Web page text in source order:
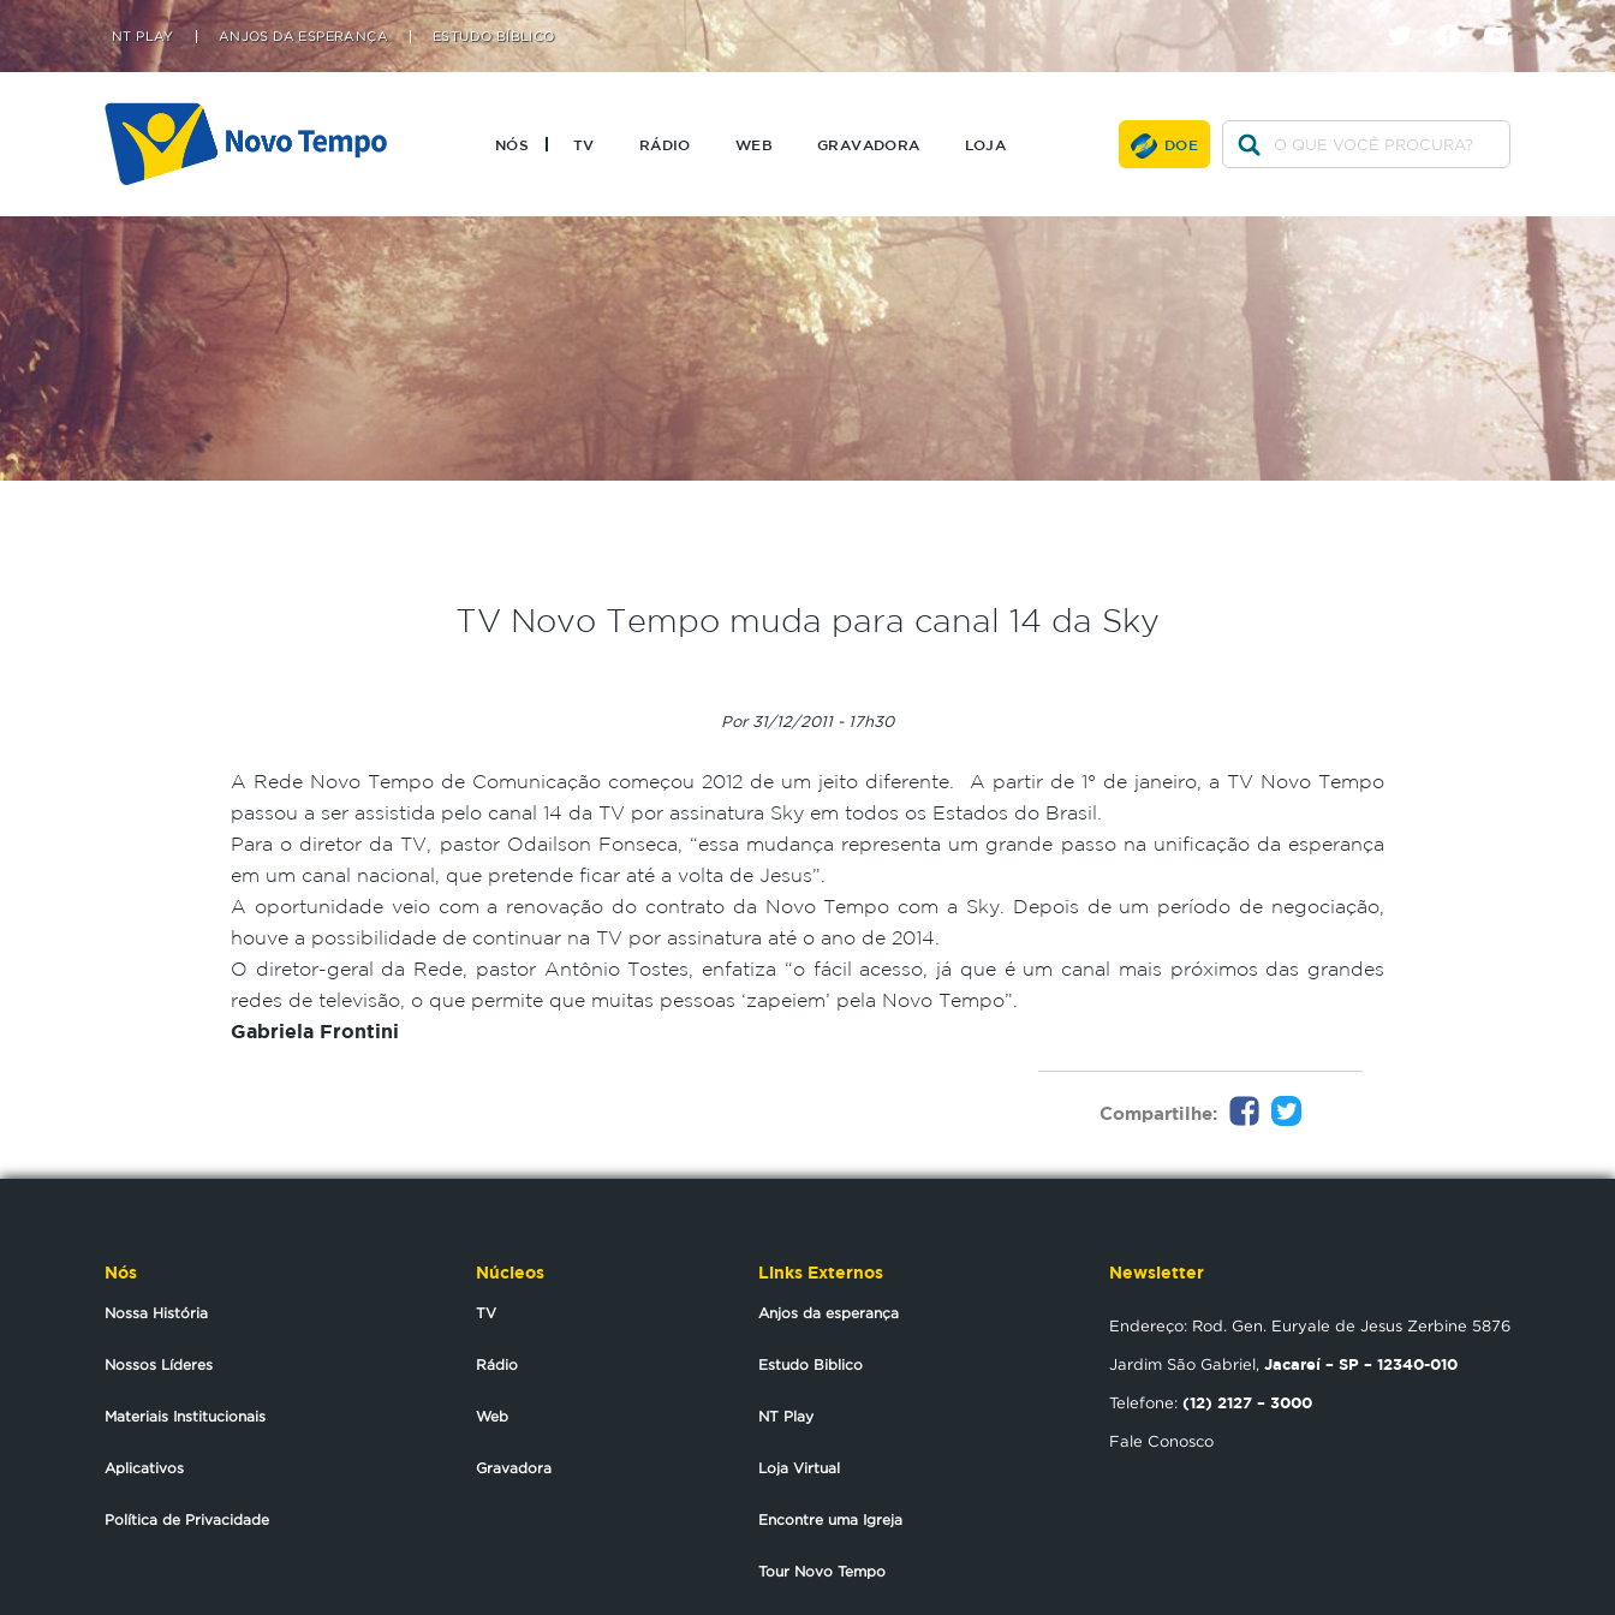
NÓS TV RÁDIO WEB
NT PLAY ANJOS DA ESPERANÇA ESTUDO BÍBLICO
GRAVADORA LOJA DOE
facebookyoutube
TV Novo Tempo muda para canal 14 da Sky
Por 31/12/2011 - 17h30
A Rede Novo Tempo de Comunicação começou 2012 de um jeito diferente. A partir de 1° de janeiro, a TV Novo Tempo
passou a ser assistida pelo canal 14 da TV por assinatura Sky em todos os Estados do Brasil.
Para o diretor da TV, pastor Odailson Fonseca, “essa mudança representa um grande passo na unificação da esperança
em um canal nacional, que pretende ficar até a volta de Jesus”.
A oportunidade veio com a renovação do contrato da Novo Tempo com a Sky. Depois de um período de negociação,
houve a possibilidade de continuar na TV por assinatura até o ano de 2014.
O diretor-geral da Rede, pastor Antônio Tostes, enfatiza “o fácil acesso, já que é um canal mais próximos das grandes
redes de televisão, o que permite que muitas pessoas ‘zapeiem’ pela Novo Tempo”.
Gabriela Frontini
Compartilhe:
Nós
Nossa História
Nossos Líderes
Materiais Institucionais
Aplicativos
Política de Privacidade
Núcleos
TV
Rádio
Web
Gravadora
Links Externos
Anjos da esperança
Estudo Biblico
NT Play
Loja Virtual
Encontre uma Igreja
Tour Novo Tempo
Newsletter
Endereço: Rod. Gen. Euryale de Jesus Zerbine 5876
Jardim São Gabriel, Jacareí – SP – 12340-010
Telefone: (12) 2127 – 3000
Fale Conosco